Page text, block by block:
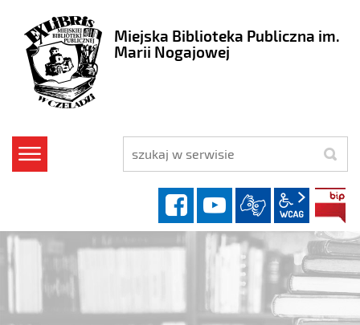
Miejska Biblioteka Publiczna im.
Marii Nogajowej
szukaj
facebookYouTube
wcag2.1